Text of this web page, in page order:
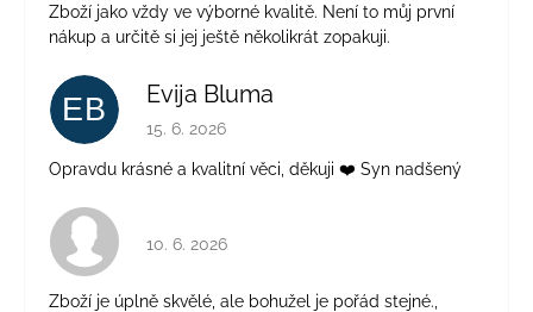
Zboží jako vždy ve výborné kvalitě. Není to můj první
nákup a určitě si jej ještě několikrát zopakuji.
EB Evija Bluma
Hodnocení obchodu je 5 z 5 hvězdiček.
15. 6. 2026
Opravdu krásné a kvalitní věci, děkuji ❤️ Syn nadšený
Hodnocení obchodu je 4 z 5 hvězdiček.
10. 6. 2026
Zboží je úplně skvělé, ale bohužel je pořád stejné.,